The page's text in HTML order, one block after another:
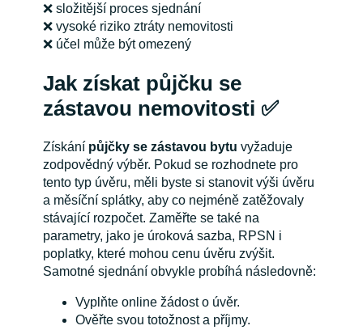
❌ složitější proces sjednání
❌ vysoké riziko ztráty nemovitosti
❌ účel může být omezený
Jak získat půjčku se
zástavou nemovitosti ✅
Získání půjčky se zástavou bytu vyžaduje
zodpovědný výběr. Pokud se rozhodnete pro
tento typ úvěru, měli byste si stanovit výši úvěru
a měsíční splátky, aby co nejméně zatěžovaly
stávající rozpočet. Zaměřte se také na
parametry, jako je úroková sazba, RPSN i
poplatky, které mohou cenu úvěru zvýšit.
Samotné sjednání obvykle probíhá následovně:
Vyplňte online žádost o úvěr.
Ověřte svou totožnost a příjmy.